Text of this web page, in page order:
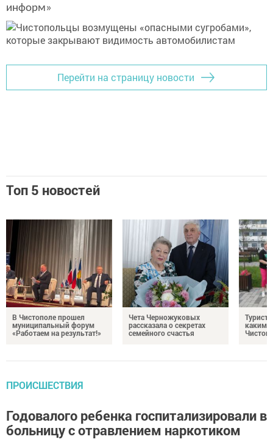
информ»
Перейти на страницу новости
Топ 5 новостей
В Чистополе прошел
муниципальный форум
«Работаем на результат!»
Чета Черножуковых
рассказала о секретах
семейного счастья
каким
ПРОИСШЕСТВИЯ
Годовалого ребенка госпитализировали в
больницу с отравлением наркотиком